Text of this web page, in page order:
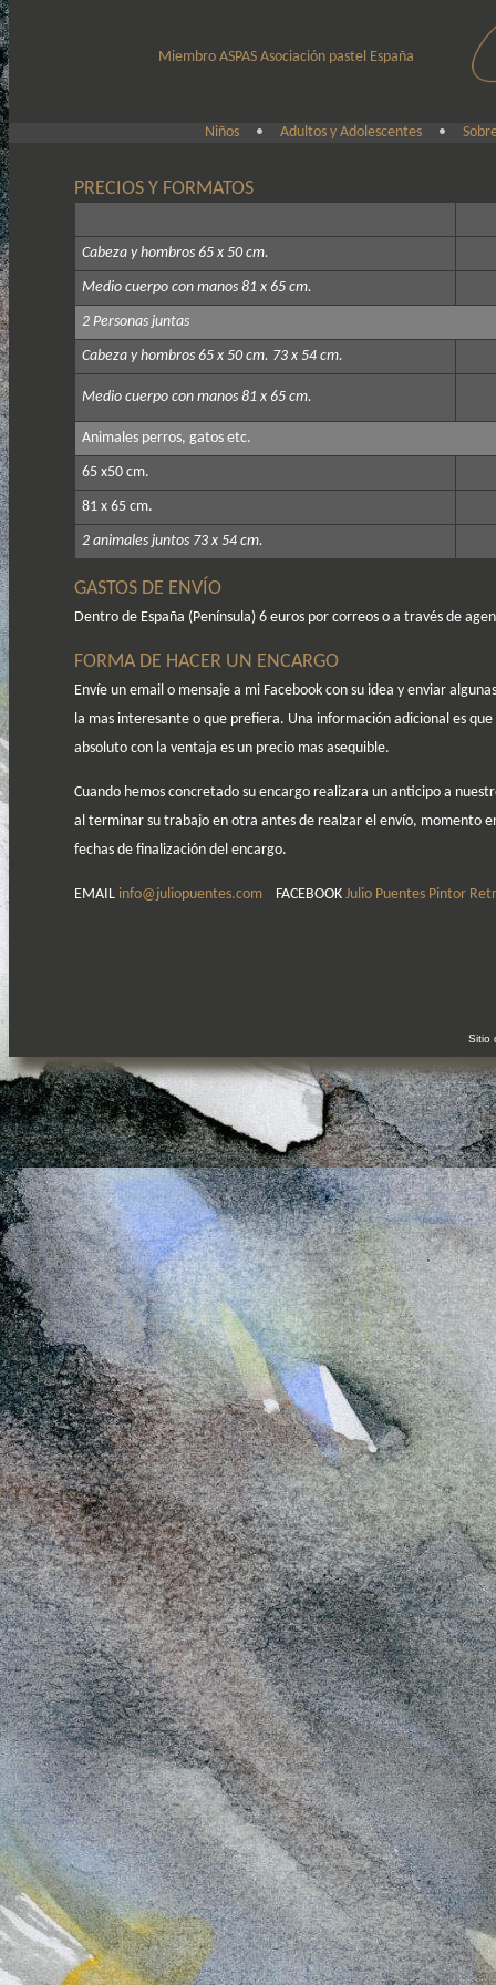
Miembro ASPAS Asociación pastel España
Niños • Adultos y Adolescentes •
PRECIOS Y FORMATOS
Cabeza y hombros 65 x 50 cm.
Medio cuerpo con manos 81 x 65 cm.
2 Personas juntas
Cabeza y hombros 65 x 50 cm. 73 x 54 cm.
Medio cuerpo con manos 81 x 65 cm.
Animales perros, gatos etc.
65 x50 cm.
81 x 65 cm.
2 animales juntos 73 x 54 cm.
GASTOS DE ENVÍO
Dentro de España (Península) 6 euros por correos o a través de
FORMA DE HACER UN ENCARGO
Envíe un email o mensaje a mi Facebook con su idea y enviar
la mas interesante o que prefiera. Una información adicional es
absoluto con la ventaja es un precio mas asequible.
Cuando hemos concretado su encargo realizara un anticipo a
al terminar su trabajo en otra antes de realzar el envío, momento
fechas de finalización del encargo.
EMAIL info@juliopuentes.com FACEBOOK Julio Puentes Pintor
Sitio